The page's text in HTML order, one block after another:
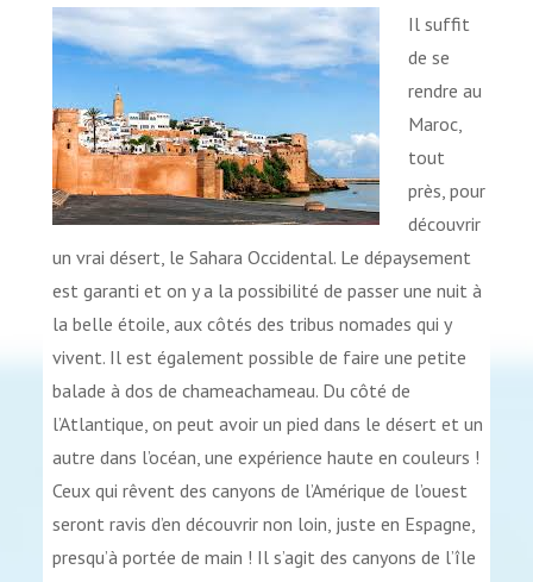
Il suffit
de se
rendre au
Maroc,
tout
près, pour
découvrir
un vrai désert, le Sahara Occidental. Le dépaysement
est garanti et on y a la possibilité de passer une nuit à
la belle étoile, aux côtés des tribus nomades qui y
vivent. Il est également possible de faire une petite
balade à dos de chameachameau. Du côté de
l’Atlantique, on peut avoir un pied dans le désert et un
autre dans l’océan, une expérience haute en couleurs !
Ceux qui rêvent des canyons de l’Amérique de l’ouest
seront ravis d’en découvrir non loin, juste en Espagne,
presqu’à portée de main ! Il s’agit des canyons de l’île